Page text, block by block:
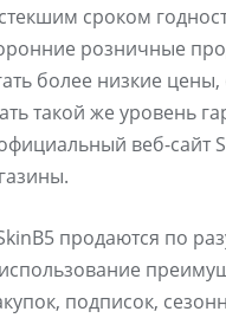
сроком
розничные
более низкие
такой же уровень
веб-сайт
продаются по
подписок,